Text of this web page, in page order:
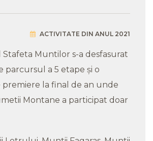
ACTIVITATE DIN ANUL 2021
Muntilor s-a desfasurat
parcursul a 5 etape și o
premiere la final de an unde
Montane a participat doar